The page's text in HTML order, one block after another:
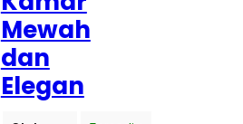
Mewah
dan
Elegan